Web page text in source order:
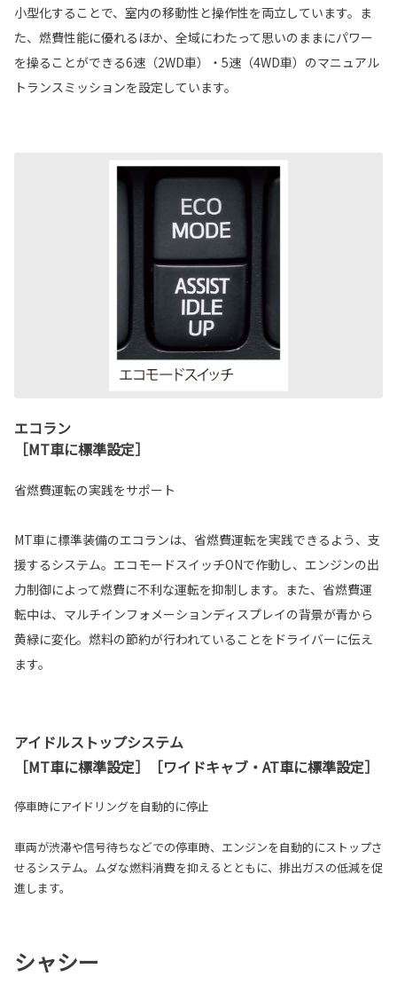
小型化することで、室内の移動性と操作性を両立しています。ま
た、燃費性能に優れるほか、全域にわたって思いのままにパワー
を操ることができる6速（2WD車）・5速（4WD車）のマニュアル
トランスミッションを設定しています。
エコラン
［MT車に標準設定］
省燃費運転の実践をサポート
MT車に標準装備のエコランは、省燃費運転を実践できるよう、支
援するシステム。エコモードスイッチONで作動し、エンジンの出
力制御によって燃費に不利な運転を抑制します。また、省燃費運
転中は、マルチインフォメーションディスプレイの背景が青から
黄緑に変化。燃料の節約が行われていることをドライバーに伝え
ます。
アイドルストップシステム
［MT車に標準設定］［ワイドキャブ・AT車に標準設定］
停車時にアイドリングを自動的に停止
車両が渋滞や信号待ちなどでの停車時、エンジンを自動的にストップさ
せるシステム。ムダな燃料消費を抑えるとともに、排出ガスの低減を促
進します。
シャシー